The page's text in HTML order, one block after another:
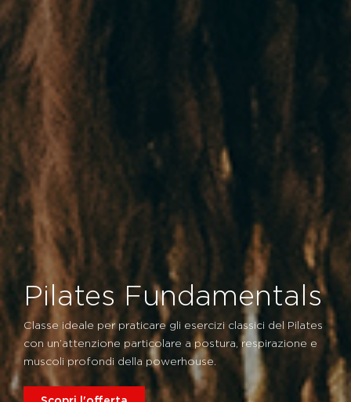
Pilates Fundamentals
Classe ideale per praticare gli esercizi classici del Pilates
con un’attenzione particolare a postura, respirazione e
muscoli profondi della powerhouse.